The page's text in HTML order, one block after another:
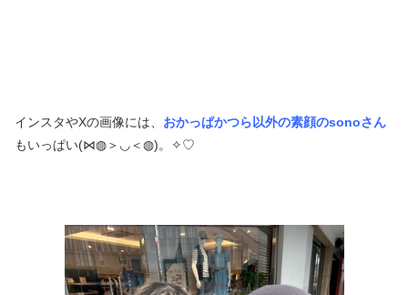
インスタやXの画像には、 おかっぱかつら以外の素顔のsonoさん
もいっぱい(⋈◍＞◡＜◍)。✧♡